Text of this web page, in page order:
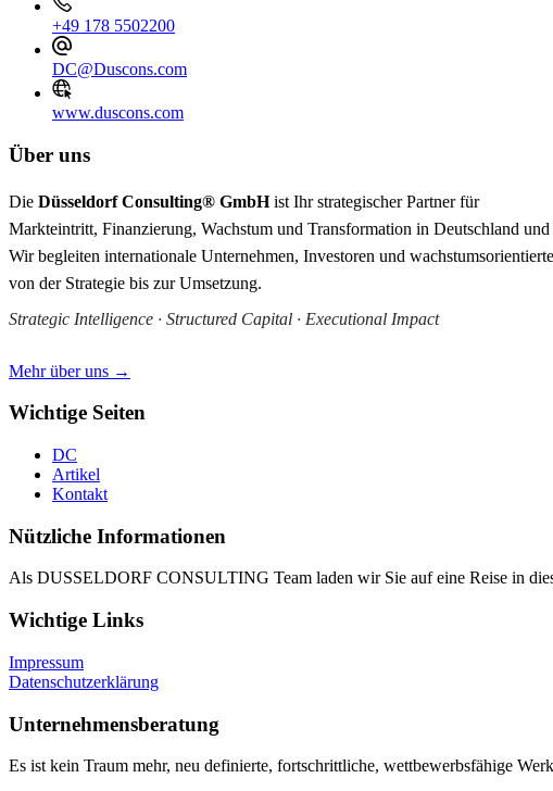
+49 178 5502200
DC@Duscons.com
www.duscons.com
Über uns
Die Düsseldorf Consulting® GmbHist Ihr strategischer Partner für
Markteintritt, Finanzierung, Wachstum und Transformation in Deutschland und
Wir begleiten internationale Unternehmen, Investoren und
von der Strategie bis zur Umsetzung.
Strategic Intelligence · Structured Capital · Executional Impact
Mehr über uns →
Wichtige Seiten
DC
Artikel
Kontakt
Nützliche Informationen
Als DUSSELDORF CONSULTING Team laden wir Sie auf eine Reise in
Wichtige Links
Impressum
Datenschutzerklärung
Unternehmensberatung
Es ist kein Traum mehr, neu definierte, fortschrittliche, wettbewerbsfähige